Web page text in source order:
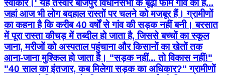
स्वीकार।' यह तस्वीरें बाजपुर विधानसभा के बूढ़ा फार्म गांव की हैं...
जहां आज भी लोग बदहाल रास्तों पर चलने को मजबूर हैं। ग्रामीणों
का कहना है कि करीब 40 वर्षों से गांव की सड़क नहीं बनी। बरसात
में पूरा रास्ता कीचड़ में तब्दील हो जाता है, जिससे बच्चों का स्कूल
जाना, मरीजों को अस्पताल पहुंचाना और किसानों का खेतों तक
आना-जाना मुश्किल हो जाता है। "सड़क नहीं... तो विकास नहीं!"
"40 साल का इंतजार, कब मिलेगा सड़क का अधिकार?" ग्रामीणों